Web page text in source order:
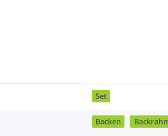
Set
Backen